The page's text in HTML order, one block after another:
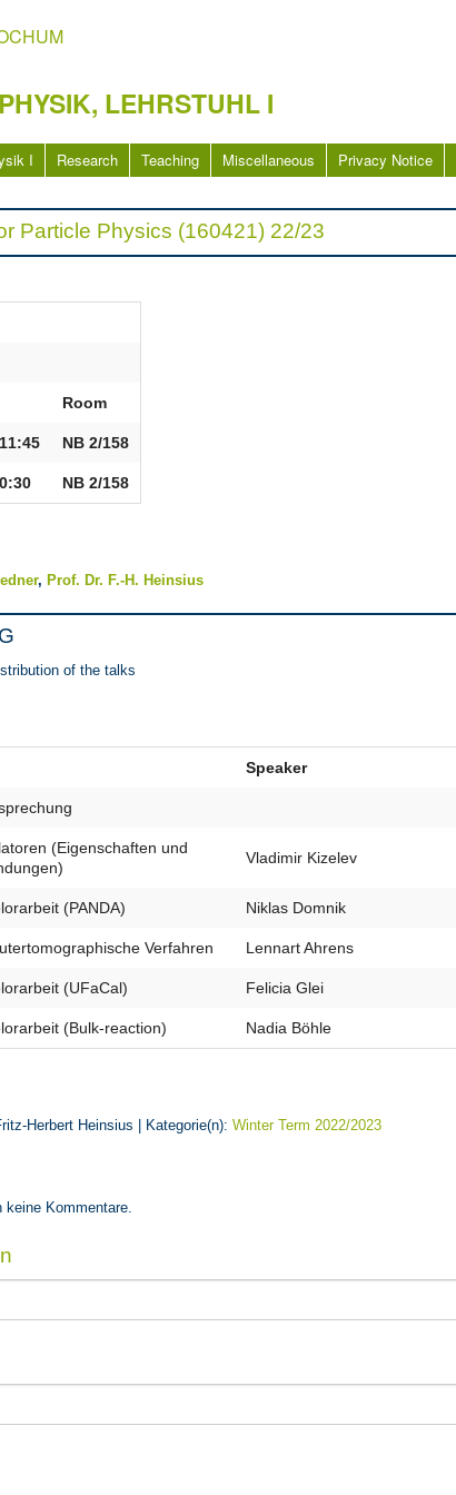
LEHRSTUHL I
I Research Teaching Miscellaneous Privacy Notice
Particle Physics (160421) 22/23
Room
NB 2/158
NB 2/158
, Prof. Dr. F.-H. Heinsius
of the talks
Speaker
(Eigenschaften und
Vladimir Kizelev
(PANDA) Niklas Domnik
Verfahren Lennart Ahrens
(UFaCal) Felicia Glei
(Bulk-reaction) Nadia Böhle
Herbert Heinsius | Kategorie(n): Winter Term 2022/2023
Kommentare.